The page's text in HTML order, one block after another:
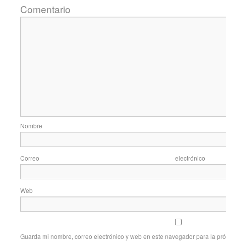
Correo
Web
Guarda mi nombre, correo electrónico y web en este navegador para la